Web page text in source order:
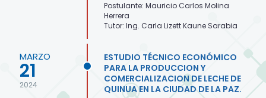
Postulante: Mauricio Carlos Molina
Herrera
Tutor: Ing. Carla Lizett Kaune Sarabia
MARZO
21
2024
ESTUDIO TÉCNICO ECONÓMICO
PARA LA PRODUCCION Y
COMERCIALIZACION DE LECHE DE
QUINUA EN LA CIUDAD DE LA PAZ.